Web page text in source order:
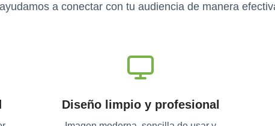
ayudamos a conectar con tu audiencia de manera
Diseño limpio y profesional